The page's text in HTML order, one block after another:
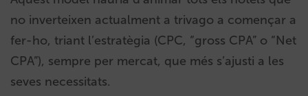
no inverteixen actualment a trivago a començar a
fer-ho, triant l’estratègia (CPC, “gross CPA” o “Net
CPA”), sempre per mercat, que més s’ajusti a les
seves necessitats.